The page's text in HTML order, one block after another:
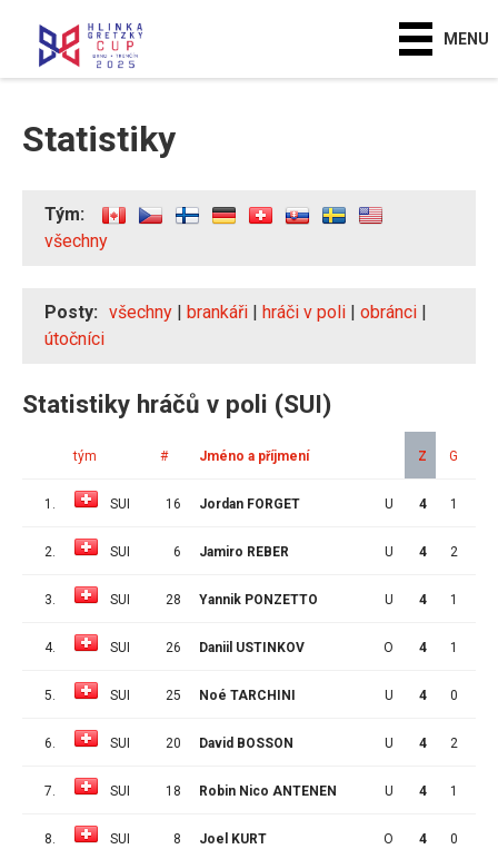
MENU
Statistiky
Tým:
všechny
Posty: všechny | brankáři | hráči v poli | obránci |
útočníci
Statistiky hráčů v poli (SUI)
tým # Jméno a příjmení Z G
1. SUI 16 Jordan FORGET U 4 1
2. SUI 6 Jamiro REBER U 4 2
3. SUI 28 Yannik PONZETTO U 4 1
4. SUI 26 Daniil USTINKOV O 4 1
5. SUI 25 Noé TARCHINI U 4 0
6. SUI 20 David BOSSON U 4 2
7. SUI 18 Robin Nico ANTENEN U 4 1
8. SUI 8 Joel KURT O 4 0